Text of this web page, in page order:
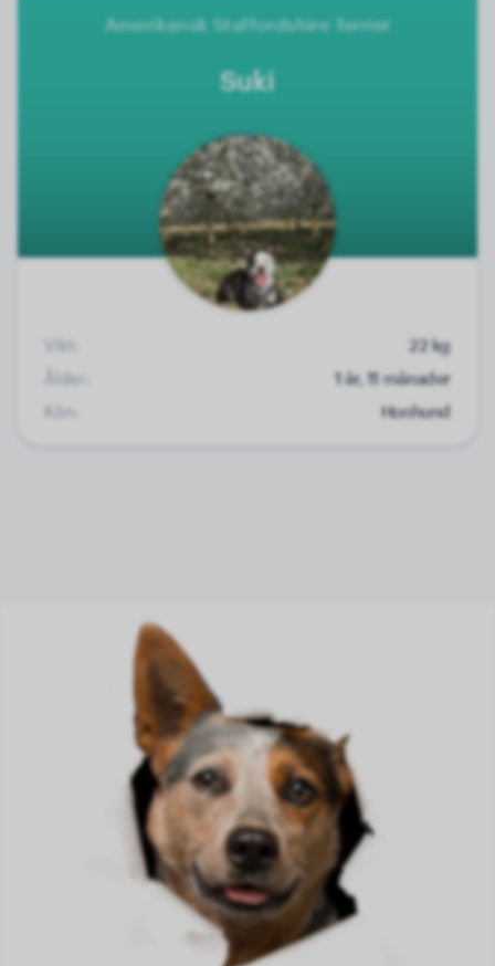
Amerikansk Staffordshire Terrier
Suki
Vikt:
22 kg
Ålder:
1 år, 11 månader
Kön:
Honhund